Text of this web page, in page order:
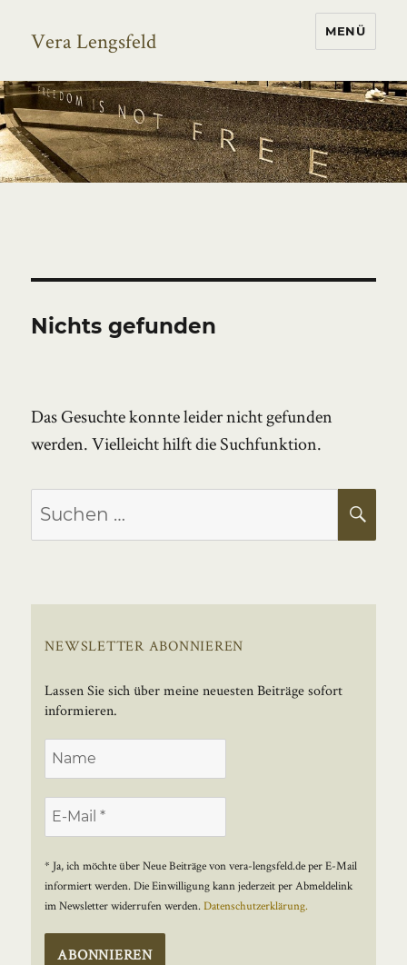
Vera Lengsfeld MENÜ
Nichts gefunden
Das Gesuchte konnte leider nicht gefunden
werden. Vielleicht hilft die Suchfunktion.
Suchen
nach:
NEWSLETTER ABONNIEREN
Lassen Sie sich über meine neuesten Beiträge sofort
informieren.
* Ja, ich möchte über Neue Beiträge von vera-lengsfeld.de per E-Mail
informiert werden. Die Einwilligung kann jederzeit per Abmeldelink
im Newsletter widerrufen werden.Datenschutzerklärung.